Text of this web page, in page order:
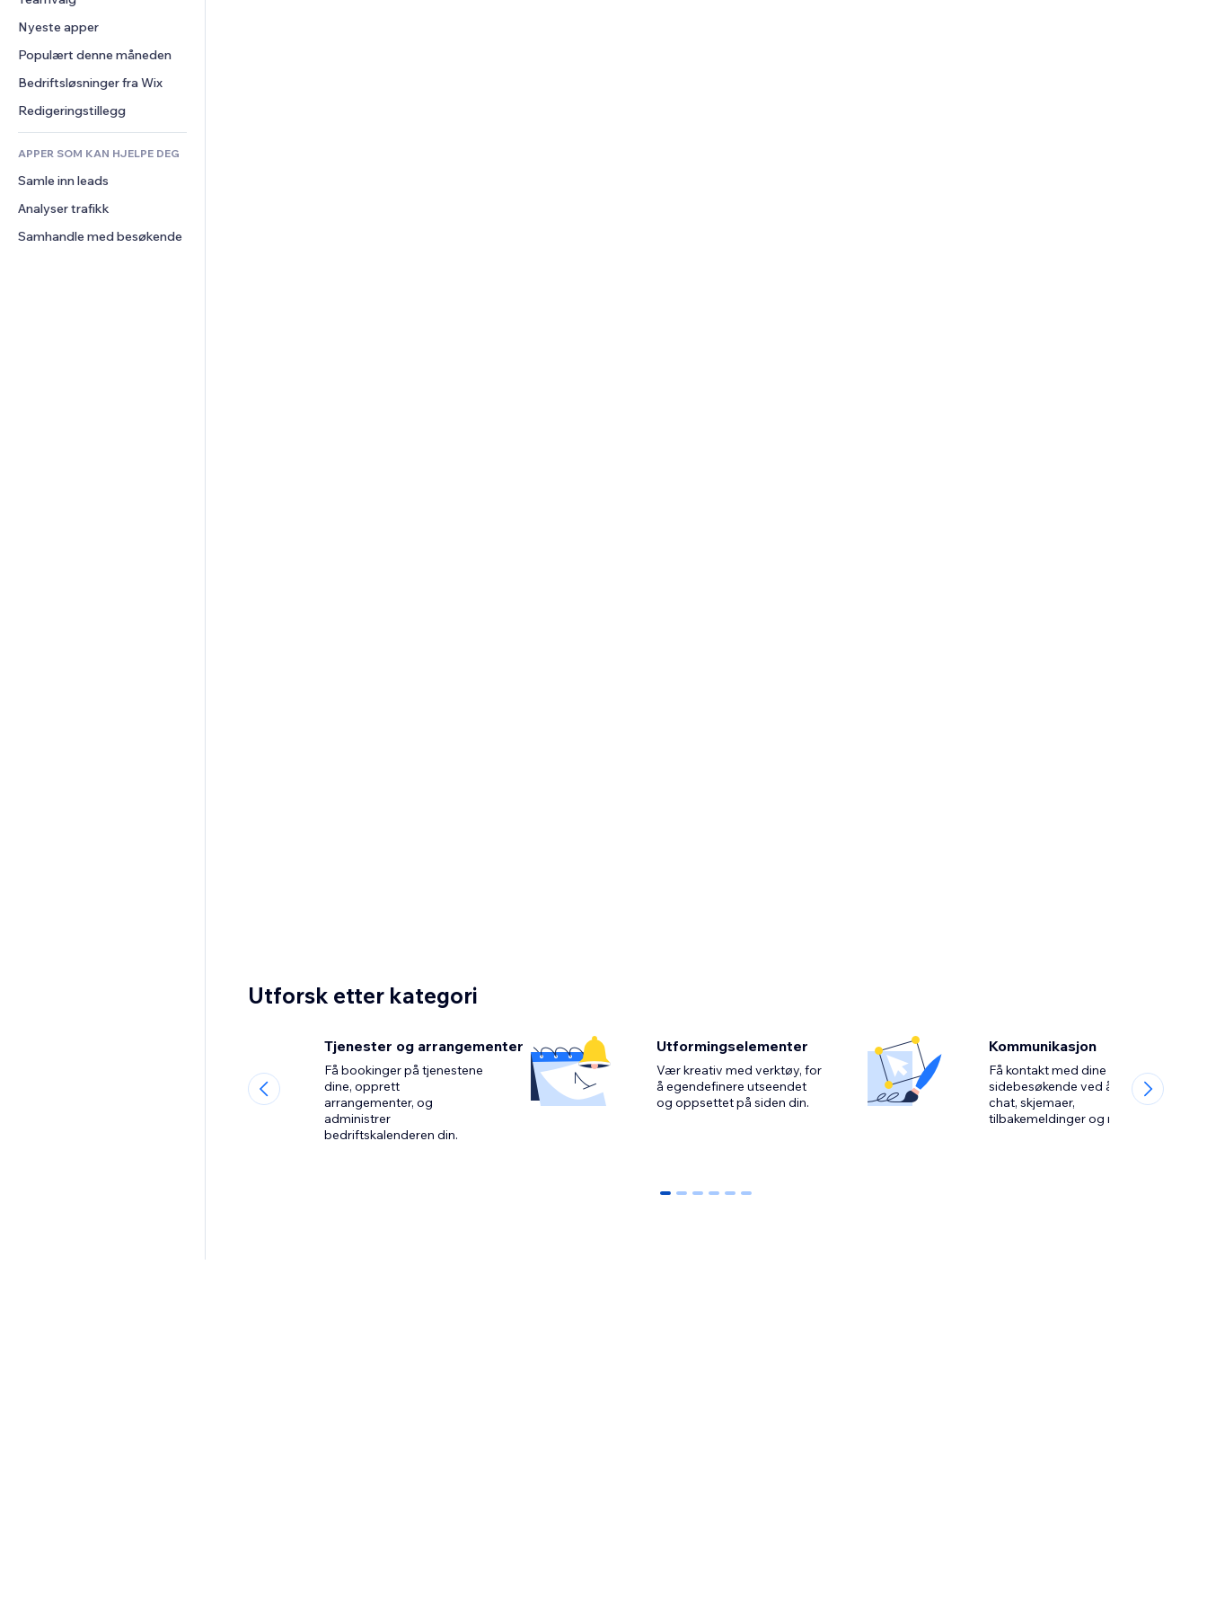
Lagerløsninger
Dropshipping
Priser og abonnement
Folkefinansiering
Mat og drikke
PDF
Fildeling
Nyheter
Sidemaler
Bildeeffekter
Knapper og menyer
Bannere og merker
Kalkulatorer
Søk
Vær
Diagrammer og tabeller
Avstemninger
Chat
Kommentarer
Telefon
Samfunn
Anmeldelser og
Nyeste apper
Populært denne måneden
Bedriftsløsninger fra Wix
Redigeringstillegg
APPER SOM KAN HJELPE DEG
Samle inn leads
Analyser trafikk
Samhandle med besøkende
Utforsk etter kategori
Tjenester og arrangementer
Få bookinger på tjenestene
dine, opprett
arrangementer, og
administrer
bedriftskalenderen din.
Utformingselementer
Vær kreativ med verktøy, for
å egendefinere utseendet
Kommunikasjon
Få kontakt med dine
sidebesøkende ved å bruke
chat, skjemaer,
tilbakemeldinger og mer.
0 1 2 3 4 5